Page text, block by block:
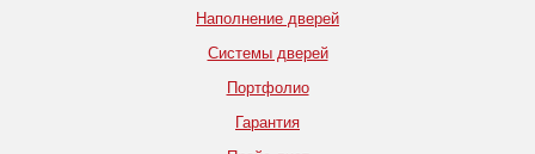
Наполнение дверей
Системы дверей
Портфолио
Гарантия